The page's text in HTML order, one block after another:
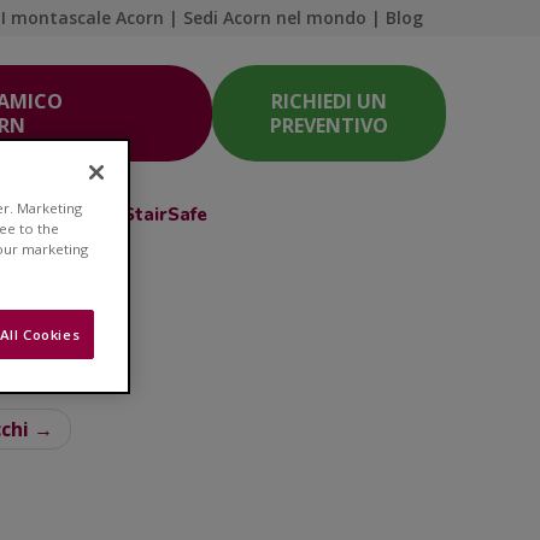
I montascale Acorn | Sedi Acorn nel mondo | Blog
RICHIEDI UN
PREVENTIVO
Acorn Club StairSafe
salute
→
Marketing
to the
marketing
Cookies